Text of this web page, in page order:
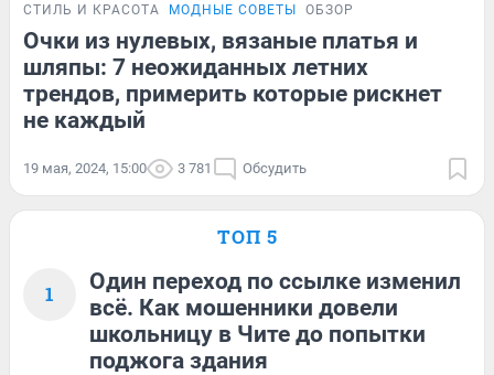
СТИЛЬ И КРАСОТА МОДНЫЕ СОВЕТЫ ОБЗОР
Очки из нулевых, вязаные платья и
шляпы: 7 неожиданных летних
трендов, примерить которые рискнет
не каждый
19 мая, 2024, 15:00 3 781 Обсудить
ТОП 5
1
Один переход по ссылке изменил
всё. Как мошенники довели
школьницу в Чите до попытки
поджога здания